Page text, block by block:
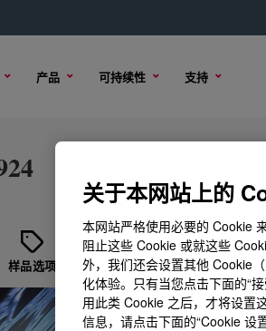
产品 可持续性 支持
样品选项 购买选项
关于本网站上的
本网站严格使用必要的 Cookie
阻止这些 Cookie 或就这些
外，我们还会设置其他 Cookie
化体验。只有当您点击下面的“
用此类 Cookie 之后，才将设置
信息，请点击下面的“Cookie 设